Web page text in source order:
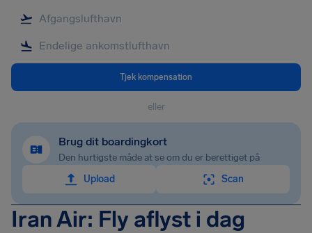
Tjek kompensation
eller
Brug dit boardingkort
Den hurtigste måde at se om du er berettiget på
Upload
Scan
Iran Air: Fly aflyst i dag